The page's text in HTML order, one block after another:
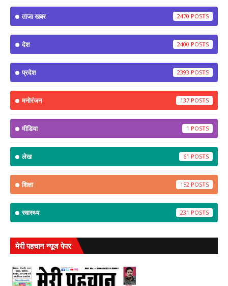
ताजा खबर 2470
देश 2400
प्रदेश 2393
मनोरंजन 137
मीडिया 1
लेख 61
शिक्षा 152
स्वास्थ्य 231
मेरी पहचान न्यूज पेपर